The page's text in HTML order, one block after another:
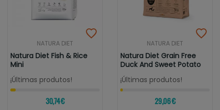
NATURA DIET
Natura Diet Fish & Rice
Mini
¡Últimas produtos!
30,74 €
NATURA DIET
Natura Diet Grain Free
Duck And Sweet Potato
¡Últimas produtos!
29,06 €